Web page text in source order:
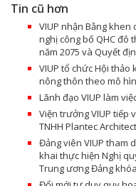
Tin cũ hơn
VIUP nhận Bằng khen
nghị công bố QHC đô
năm 2075 và Quyết
VIUP tổ chức Hội
nông thôn theo mô
Lãnh đạo VIUP làm
Viện trưởng VIUP tiếp
TNHH Plantec
Đảng viên VIUP tham
khai thực hiện Nghị
Trung ương Đảng